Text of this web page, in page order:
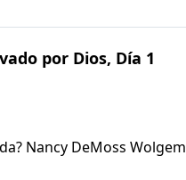
por Dios, Día 1
Nancy DeMoss
fue